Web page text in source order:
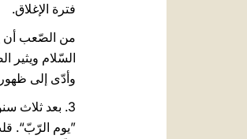
فترة الإغلاق.
من الصّعب أن
السّلام ويثير
وأدّى إلى
3. بعد ثلاث
”يوم الرّبّ“.